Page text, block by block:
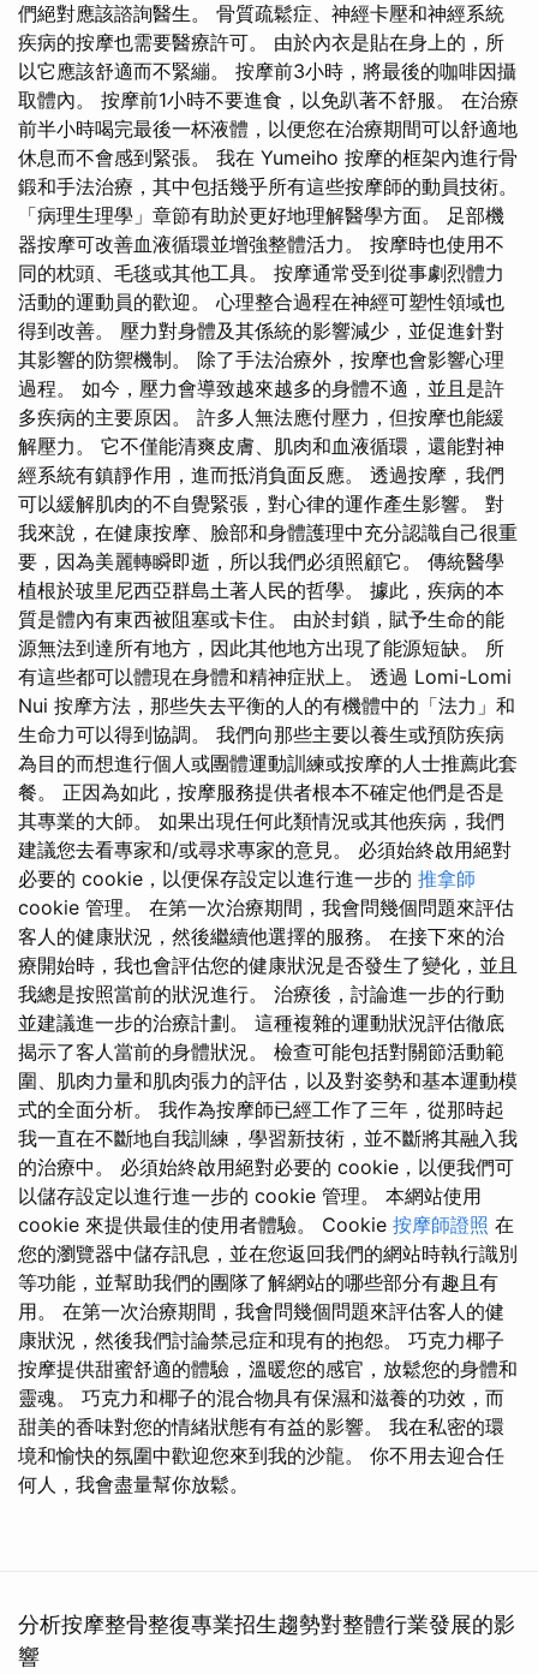
們絕對應該諮詢醫生。 骨質疏鬆症、神經卡壓和神經系統
疾病的按摩也需要醫療許可。 由於內衣是貼在身上的，所
以它應該舒適而不緊繃。 按摩前3小時，將最後的咖啡因攝
取體內。 按摩前1小時不要進食，以免趴著不舒服。 在治療
前半小時喝完最後一杯液體，以便您在治療期間可以舒適地
休息而不會感到緊張。 我在 Yumeiho 按摩的框架內進行骨
鍛和手法治療，其中包括幾乎所有這些按摩師的動員技術。
「病理生理學」章節有助於更好地理解醫學方面。 足部機
器按摩可改善血液循環並增強整體活力。 按摩時也使用不
同的枕頭、毛毯或其他工具。 按摩通常受到從事劇烈體力
活動的運動員的歡迎。 心理整合過程在神經可塑性領域也
得到改善。 壓力對身體及其係統的影響減少，並促進針對
其影響的防禦機制。 除了手法治療外，按摩也會影響心理
過程。 如今，壓力會導致越來越多的身體不適，並且是許
多疾病的主要原因。 許多人無法應付壓力，但按摩也能緩
解壓力。 它不僅能清爽皮膚、肌肉和血液循環，還能對神
經系統有鎮靜作用，進而抵消負面反應。 透過按摩，我們
可以緩解肌肉的不自覺緊張，對心律的運作產生影響。 對
我來說，在健康按摩、臉部和身體護理中充分認識自己很重
要，因為美麗轉瞬即逝，所以我們必須照顧它。 傳統醫學
植根於玻里尼西亞群島土著人民的哲學。 據此，疾病的本
質是體內有東西被阻塞或卡住。 由於封鎖，賦予生命的能
源無法到達所有地方，因此其他地方出現了能源短缺。 所
有這些都可以體現在身體和精神症狀上。 透過 Lomi-Lomi
Nui 按摩方法，那些失去平衡的人的有機體中的「法力」和
生命力可以得到協調。 我們向那些主要以養生或預防疾病
為目的而想進行個人或團體運動訓練或按摩的人士推薦此套
餐。 正因為如此，按摩服務提供者根本不確定他們是否是
其專業的大師。 如果出現任何此類情況或其他疾病，我們
建議您去看專家和/或尋求專家的意見。 必須始終啟用絕對
必要的 cookie，以便保存設定以進行進一步的 推拿師
cookie 管理。 在第一次治療期間，我會問幾個問題來評估
客人的健康狀況，然後繼續他選擇的服務。 在接下來的治
療開始時，我也會評估您的健康狀況是否發生了變化，並且
我總是按照當前的狀況進行。 治療後，討論進一步的行動
並建議進一步的治療計劃。 這種複雜的運動狀況評估徹底
揭示了客人當前的身體狀況。 檢查可能包括對關節活動範
圍、肌肉力量和肌肉張力的評估，以及對姿勢和基本運動模
式的全面分析。 我作為按摩師已經工作了三年，從那時起
我一直在不斷地自我訓練，學習新技術，並不斷將其融入我
的治療中。 必須始終啟用絕對必要的 cookie，以便我們可
以儲存設定以進行進一步的 cookie 管理。 本網站使用
cookie 來提供最佳的使用者體驗。 Cookie 按摩師證照 在
您的瀏覽器中儲存訊息，並在您返回我們的網站時執行識別
等功能，並幫助我們的團隊了解網站的哪些部分有趣且有
用。 在第一次治療期間，我會問幾個問題來評估客人的健
康狀況，然後我們討論禁忌症和現有的抱怨。 巧克力椰子
按摩提供甜蜜舒適的體驗，溫暖您的感官，放鬆您的身體和
靈魂。 巧克力和椰子的混合物具有保濕和滋養的功效，而
甜美的香味對您的情緒狀態有有益的影響。 我在私密的環
境和愉快的氛圍中歡迎您來到我的沙龍。 你不用去迎合任
何人，我會盡量幫你放鬆。
分析按摩整骨整復專業招生趨勢對整體行業發展的影
響